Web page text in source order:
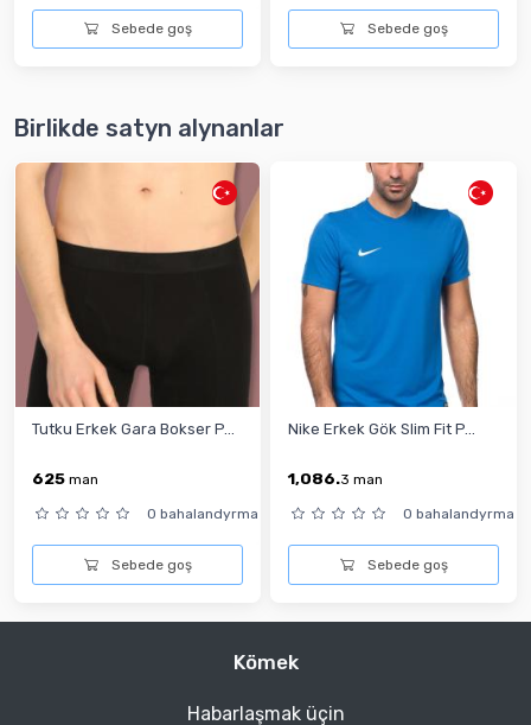
Sebede goş Sebede goş
Birlikde satyn alynanlar
Tutku Erkek Gara Bokser P...
625 man
0 bahalandyrma
Sebede goş
Nike Erkek Gök Slim Fit P...
1,086.3 man
0 bahalandyrma
Sebede goş
Kömek
Habarlaşmak üçin